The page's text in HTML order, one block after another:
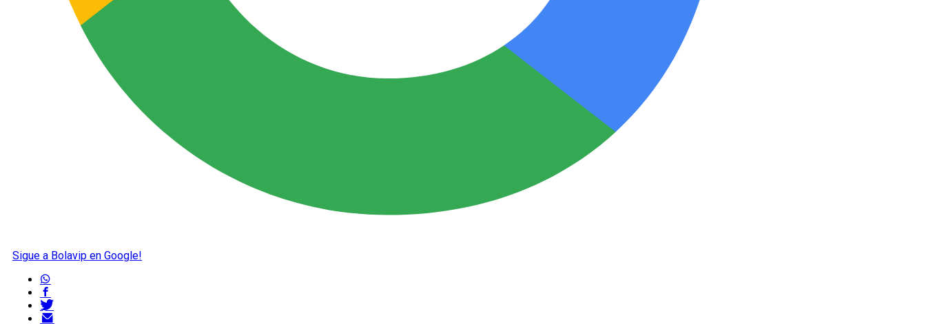
Sigue a Bolavip en Google!